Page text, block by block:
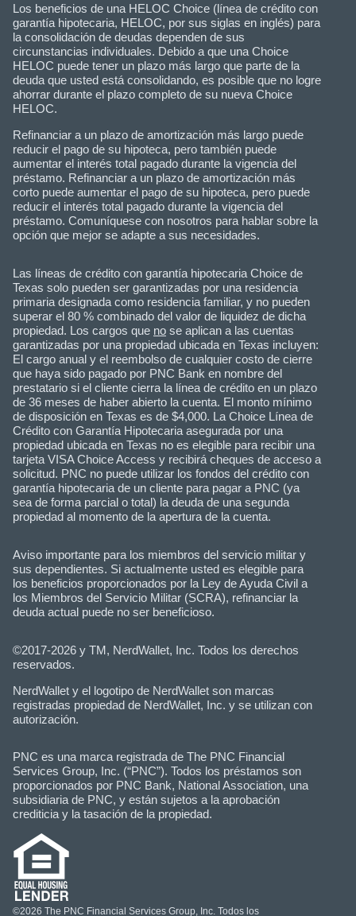
Los beneficios de una HELOC Choice (línea de crédito con
garantía hipotecaria, HELOC, por sus siglas en inglés) para
la consolidación de deudas dependen de sus
circunstancias individuales. Debido a que una Choice
HELOC puede tener un plazo más largo que parte de la
deuda que usted está consolidando, es posible que no logre
ahorrar durante el plazo completo de su nueva Choice
HELOC.
Refinanciar a un plazo de amortización más largo puede
reducir el pago de su hipoteca, pero también puede
aumentar el interés total pagado durante la vigencia del
préstamo. Refinanciar a un plazo de amortización más
corto puede aumentar el pago de su hipoteca, pero puede
reducir el interés total pagado durante la vigencia del
préstamo. Comuníquese con nosotros para hablar sobre la
opción que mejor se adapte a sus necesidades.
Las líneas de crédito con garantía hipotecaria Choice de
Texas solo pueden ser garantizadas por una residencia
primaria designada como residencia familiar, y no pueden
superar el 80 % combinado del valor de liquidez de dicha
propiedad. Los cargos que no se aplican a las cuentas
garantizadas por una propiedad ubicada en Texas incluyen:
El cargo anual y el reembolso de cualquier costo de cierre
que haya sido pagado por PNC Bank en nombre del
prestatario si el cliente cierra la línea de crédito en un plazo
de 36 meses de haber abierto la cuenta. El monto mínimo
de disposición en Texas es de $4,000. La Choice Línea de
Crédito con Garantía Hipotecaria asegurada por una
propiedad ubicada en Texas no es elegible para recibir una
tarjeta VISA Choice Access y recibirá cheques de acceso a
solicitud. PNC no puede utilizar los fondos del crédito con
garantía hipotecaria de un cliente para pagar a PNC (ya
sea de forma parcial o total) la deuda de una segunda
propiedad al momento de la apertura de la cuenta.
Aviso importante para los miembros del servicio militar y
sus dependientes. Si actualmente usted es elegible para
los beneficios proporcionados por la Ley de Ayuda Civil a
los Miembros del Servicio Militar (SCRA), refinanciar la
deuda actual puede no ser beneficioso.
©2017-2026 y TM, NerdWallet, Inc. Todos los derechos
reservados.
NerdWallet y el logotipo de NerdWallet son marcas
registradas propiedad de NerdWallet, Inc. y se utilizan con
autorización.
PNC es una marca registrada de The PNC Financial
Services Group, Inc. (“PNC”). Todos los préstamos son
proporcionados por PNC Bank, National Association, una
subsidiaria de PNC, y están sujetos a la aprobación
crediticia y la tasación de la propiedad.
©2026 The PNC Financial Services Group, Inc. Todos los